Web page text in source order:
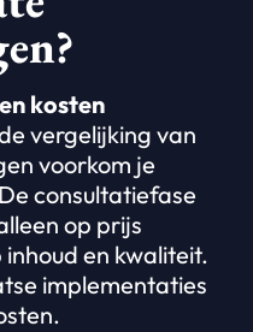
kosten
vergelijking van
voorkom je
consultatiefase
op prijs
en kwaliteit.
implementaties